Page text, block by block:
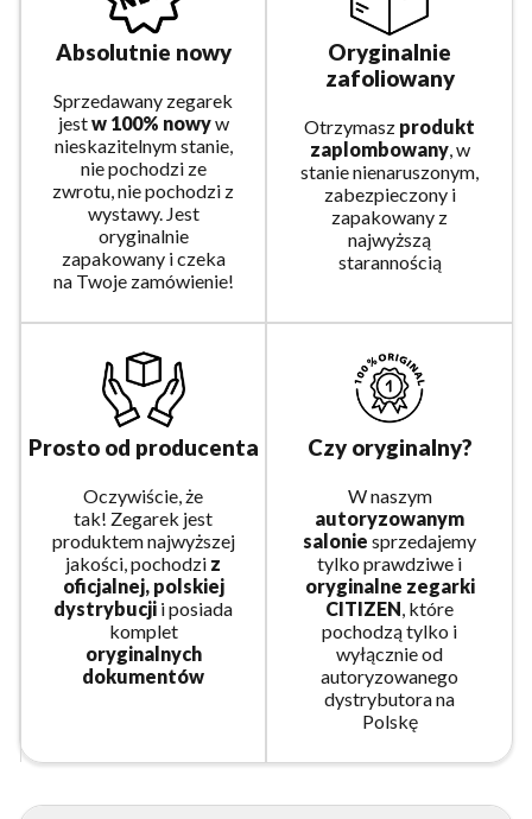
Absolutnie nowy
Sprzedawany zegarek
jestw 100% nowyw
nieskazitelnym stanie,
nie pochodzi ze
zwrotu, nie pochodzi z
wystawy. Jest
oryginalnie
zapakowany i czeka
na Twoje zamówienie!
Oryginalnie
zafoliowany
Otrzymasz produkt
zaplombowany, w
stanie nienaruszonym,
zabezpieczony i
zapakowany z
najwyższą
starannością
Prosto od producenta
Oczywiście, że
tak! Zegarek jest
produktem najwyższej
jakości, pochodzi z
oficjalnej, polskiej
dystrybucji i posiada
komplet
oryginalnych
dokumentów
Czy oryginalny?
W naszym
autoryzowanym
salonie sprzedajemy
tylko prawdziwe i
oryginalne zegarki
CITIZEN, które
pochodzą tylko i
wyłącznie od
autoryzowanego
dystrybutora na
Polskę